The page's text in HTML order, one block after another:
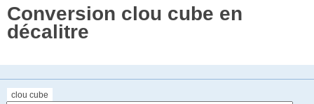
Conversion clou cube en
décalitre
clou cube